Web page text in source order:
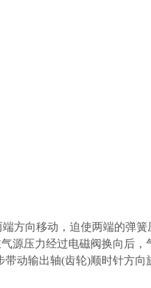
方向移动，迫使两端的弹
源压力经过电磁阀换向后
动输出轴(齿轮)顺时针方向